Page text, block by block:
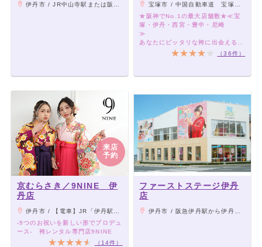
伊丹市 / JR中山寺駅または阪急山本駅から徒歩15分
宝塚市 / 中国自動車道 宝塚インターより800m 国道新176号線沿い
★阪神でNo.1の最大店舗数★≪宝
塚・伊丹・西宮・豊中・尼崎
あなたにピッタリな袴に出会える、
袴レンタル専門店です♪
（36件）
来店
予約
京むらさき／9NINE 伊
丹店
伊丹市 / 【電車】JR「伊丹駅」から徒歩約1分
-9つのお祝いを新しい形でプロデュ
ース- 袴レンタル専門店9NINE
（14件）
ファーストステージ伊丹
店
伊丹市 / 阪急伊丹駅から伊丹市バス「千僧口」停留所下車、西へ徒歩5分。 専用駐車場あり。